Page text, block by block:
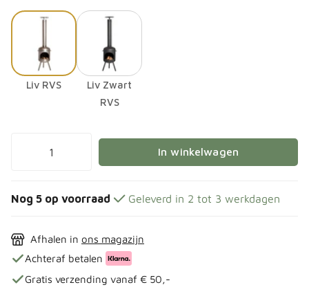
Liv RVS
Liv Zwart
RVS
In winkelwagen
Nog 5 op voorraad Geleverd in 2 tot 3 werkdagen
Afhalen in ons magazijn
Achteraf betalen
Gratis verzending vanaf € 50,-